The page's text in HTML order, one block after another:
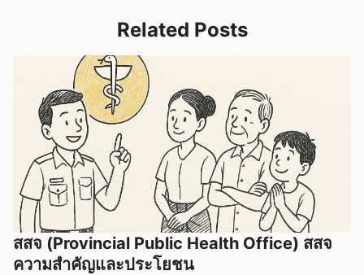
Related Posts
สสจ (Provincial Public Health Office) สสจ
ความสำคัญและประโยชน